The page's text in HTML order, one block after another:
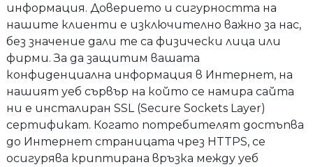
информация. Доверието и сигурността на
нашите клиенти е изключително важно за нас,
без значение дали те са физически лица или
фирми. За да защитим вашата
конфиденциална информация в Интернет, на
нашият уеб сървър на който се намира сайта
ни е инсталиран SSL (Secure Sockets Layer)
сертификат. Когато потребителят достъпва
до Интернет страницата чрез HTTPS, се
осигурява криптирана връзка между уеб